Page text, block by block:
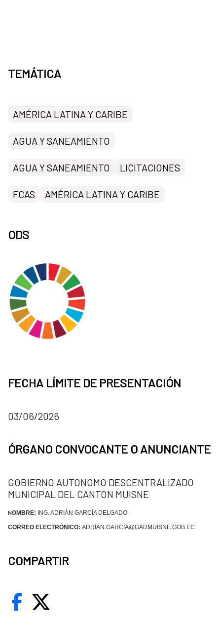
TEMÁTICA
AMÉRICA LATINA Y CARIBE
AGUA Y SANEAMIENTO
AGUA Y SANEAMIENTO LICITACIONES
FCAS AMÉRICA LATINA Y CARIBE
ODS
FECHA LÍMITE DE PRESENTACIÓN
03/06/2026
ÓRGANO CONVOCANTE O ANUNCIANTE
GOBIERNO AUTONOMO DESCENTRALIZADO
MUNICIPAL DEL CANTON MUISNE
NOMBRE: ING. ADRIÁN GARCÍA DELGADO
CORREO ELECTRÓNICO: ADRIAN.GARCIA@GADMUISNE.GOB.EC
COMPARTIR